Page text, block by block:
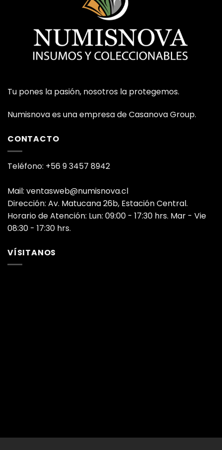
Tu pones la pasión, nosotros la protegemos.
Numisnova es una empresa de Casanova Group.
CONTACTO
Teléfono: +56 9 3457 8942
Mail: ventasweb@numisnova.cl
Dirección: Av. Matucana 26b, Estación Central.
Horario de Atención: Lun: 09:00 - 17:30 hrs. Mar - Vie
08:30 - 17:30 hrs.
VÍSITANOS